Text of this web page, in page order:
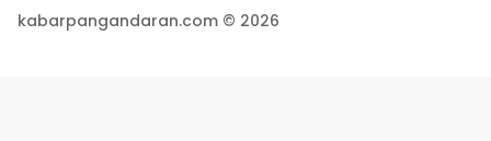
kabarpangandaran.com © 2026